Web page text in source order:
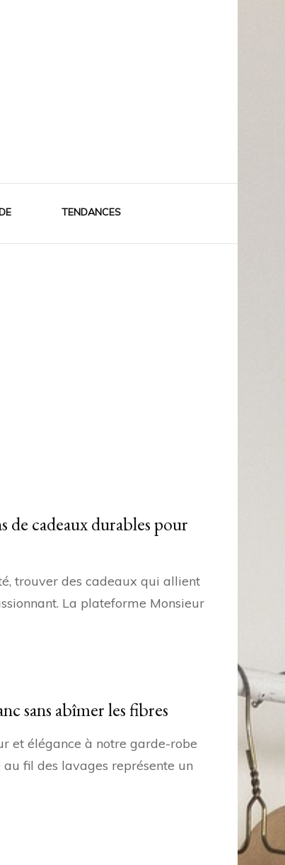
TENDANCES
cadeaux durables pour
trouver des cadeaux qui allient
La plateforme Monsieur
sans abîmer les fibres
et élégance à notre garde-robe
fil des lavages représente un